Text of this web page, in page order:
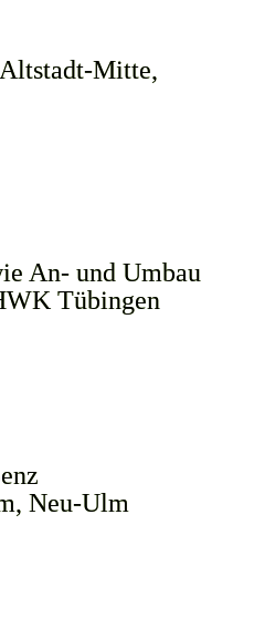
Altstadt-Mitte,
An- und Umbau
Tübingen
Neu-Ulm